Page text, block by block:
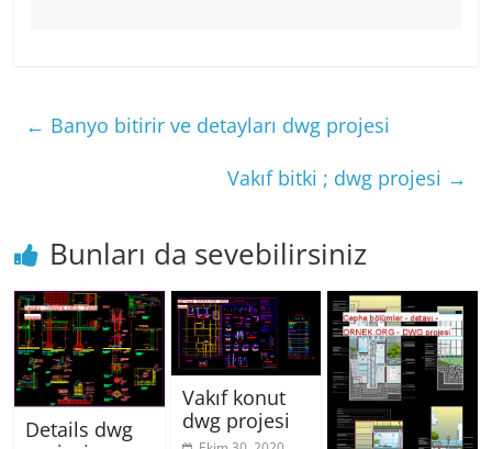
← Banyo bitirir ve detayları dwg projesi
Vakıf bitki ; dwg projesi →
Bunları da sevebilirsiniz
Details dwg
Vakıf konut
dwg projesi